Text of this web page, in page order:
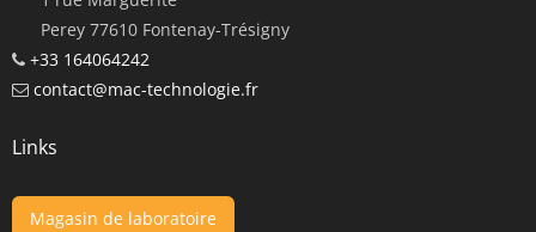
Perey 77610 Fontenay-Trésigny
+33 164064242
contact@mac-technologie.fr
Links
Magasin de laboratoire